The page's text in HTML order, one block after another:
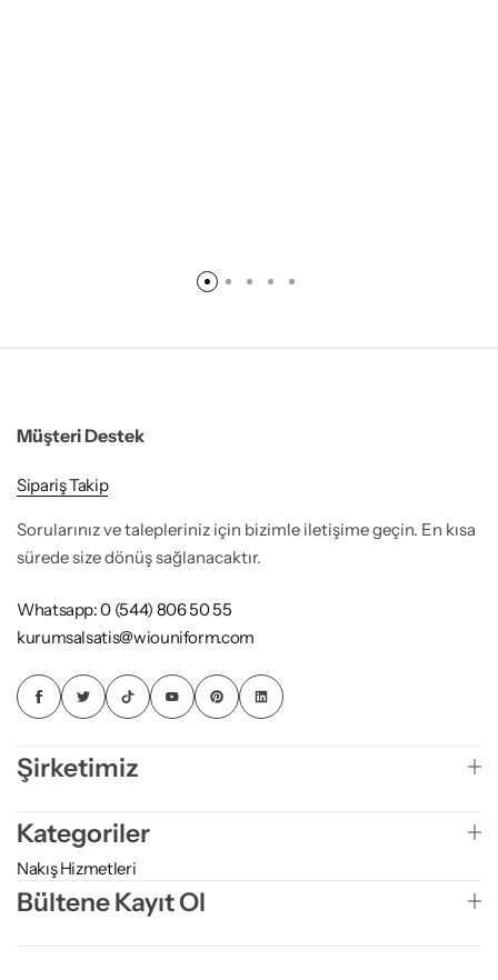
Müşteri Destek
Sipariş Takip
Sorularınız ve talepleriniz için bizimle iletişime geçin. En kısa
sürede size dönüş sağlanacaktır.
Whatsapp: 0 (544) 806 50 55
kurumsalsatis@wiouniform.com
Şirketimiz
Kategoriler
Nakış Hizmetleri
Bültene Kayıt Ol